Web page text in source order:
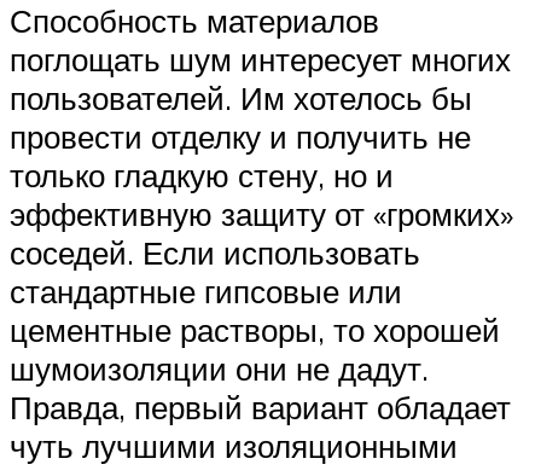
Способность материалов
поглощать шум интересует многих
пользователей. Им хотелось бы
провести отделку и получить не
только гладкую стену, но и
эффективную защиту от «громких»
соседей. Если использовать
стандартные гипсовые или
цементные растворы, то хорошей
шумоизоляции они не дадут.
Правда, первый вариант обладает
чуть лучшими изоляционными